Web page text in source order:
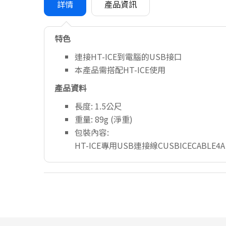
詳情 產品資訊
特色
連接HT-ICE到電腦的USB接口
本產品需搭配HT-ICE使用
產品資料
長度: 1.5公尺
重量: 89g (淨重)
包裝內容:
HT-ICE專用USB連接線